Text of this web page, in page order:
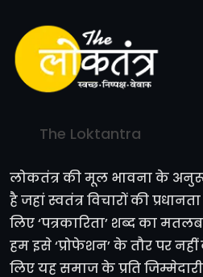
The Loktantra
लोकतंत्र की मूल भावना के
है जहां स्वतंत्र विचारों की
लिए ‘पत्रकारिता’ शब्द का
हम इसे ‘प्रोफेशन’ के तौर पर
लिए यह समाज के प्रति